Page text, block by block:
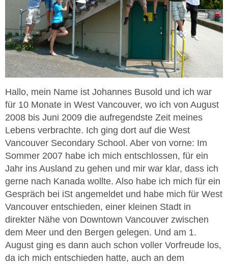
Hallo, mein Name ist Johannes Busold und ich war
für 10 Monate in West Vancouver, wo ich von August
2008 bis Juni 2009 die aufregendste Zeit meines
Lebens verbrachte. Ich ging dort auf die West
Vancouver Secondary School. Aber von vorne: Im
Sommer 2007 habe ich mich entschlossen, für ein
Jahr ins Ausland zu gehen und mir war klar, dass ich
gerne nach Kanada wollte. Also habe ich mich für ein
Gespräch bei iSt angemeldet und habe mich für West
Vancouver entschieden, einer kleinen Stadt in
direkter Nähe von Downtown Vancouver zwischen
dem Meer und den Bergen gelegen. Und am 1.
August ging es dann auch schon voller Vorfreude los,
da ich mich entschieden hatte, auch an dem